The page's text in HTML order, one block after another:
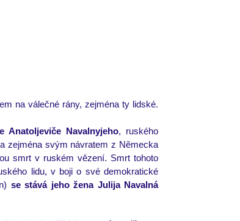
na válečné rány, zejména ty lidské.
Anatoljeviče Navalnyjeho, ruského
zejména svým návratem z Německa
smrt v ruském vězení. Smrt tohoto
lidu, v boji o své demokratické
se stává jeho žena Julija Navalná